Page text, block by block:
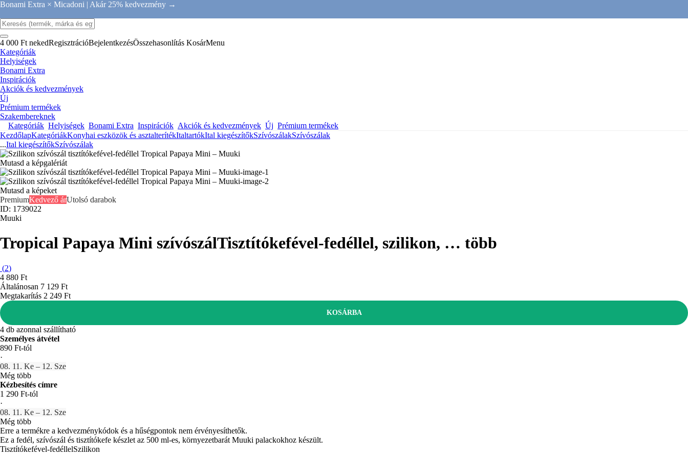
Bonami Extra × Micadoni | Akár 25% kedvezmény →
4 000 Ft nekedRegisztrációBejelentkezésÖsszehasonlítás KosárMenu
Kategóriák
Helyiségek
Bonami Extra
Inspirációk
Akciók és kedvezmények
Új
Prémium termékek
Szakembereknek
Kategóriák Helyiségek Bonami Extra Inspirációk Akciók és kedvezmények Új Prémium termékek
KezdőlapKategóriákKonyhai eszközök és asztalterítékItaltartókItal kiegészítőkSzívószálakSzívószálak
...Ital kiegészítőkSzívószálak
Mutasd a képgalériát
Mutasd a képeket
PremiumKedvező árUtolsó darabok
ID: 1739022
Muuki
Tropical Papaya Mini szívószálTisztítókefével-fedéllel, szilikon, … több
(2)
4 880 Ft
Általánosan 7 129 Ft
Megtakarítás 2 249 Ft
KOSÁRBA
4 db azonnal szállítható
Személyes átvétel
890 Ft-tól
·
08. 11. Ke – 12. Sze
Még több
Kézbesítés címre
1 290 Ft-tól
·
08. 11. Ke – 12. Sze
Még több
Erre a termékre a kedvezménykódok és a hűségpontok nem érvényesíthetők.
Ez a fedél, szívószál és tisztítókefe készlet az 500 ml-es, környezetbarát Muuki palackokhoz készült.
Tisztítókefével-fedéllelSzilikon